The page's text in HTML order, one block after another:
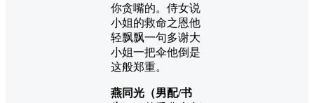
你贪嘴的。侍女说
小姐的救命之恩他
轻飘飘一句多谢大
小姐一把伞他倒是
这般郑重。
燕同光（男配/书